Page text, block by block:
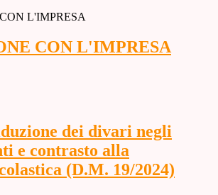
CON L'IMPRESA
dei divari negli
e contrasto alla
(D.M. 19/2024)